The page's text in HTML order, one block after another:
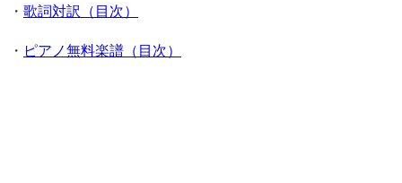
・ 歌詞対訳（目次）
・ ピアノ無料楽譜（目次）